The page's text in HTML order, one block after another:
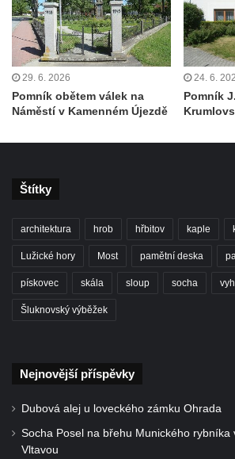
Cítolibech
Hrob Derbákových na hřbitově v
Hrob Františka Morkera na hřbitově v
Cítolibech
Hrob Josefa Fronka na hřbitově v Cítolibech
zámkem v Cítolibech
Pomník na místě hrobu ruských vojáků z
Hrob Antonína Švejdy na hřbitově v
29. 6. 2026
Pomník obětem válek na
Náměstí v Kamenném Újezdě
24. 6.
Pomník
Štítky
architektura hrob hřbitov kaple
Lužické hory Most pamětní deska
pískovec skála sloup socha
Šluknovský výběžek
Nejnovější příspěvky
Dubová alej u loveckého zámku Ohrada
Socha Posel na břehu Munického rybníka
Vltavou